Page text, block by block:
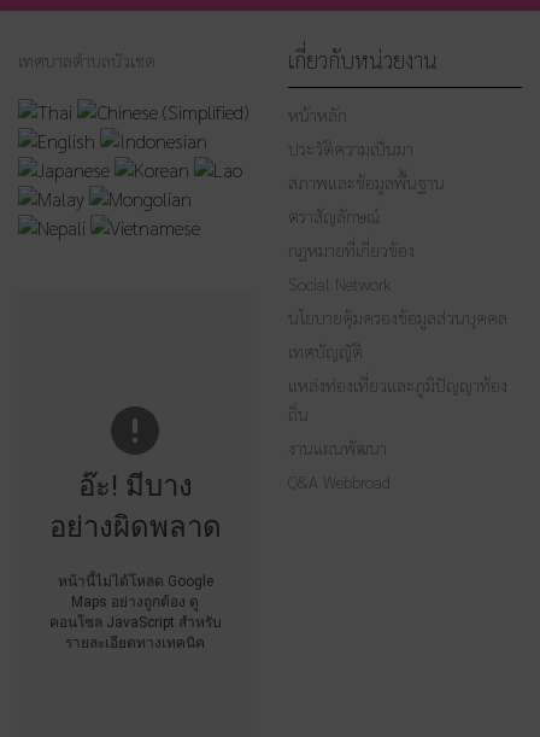
เทศบาลตำบลบัวเชด
อ๊ะ! มีบาง
อย่างผิดพลาด
หน้านี้ไม่ได้โหลด Google
Maps อย่างถูกต้อง ดู
คอนโซล JavaScript สำหรับ
รายละเอียดทางเทคนิค
เกี่ยวกับหน่วยงาน
หน้าหลัก
ประวัติความเป็นมา
สภาพและข้อมูลพื้นฐาน
ตราสัญลักษณ์
กฎหมายที่เกี่ยวข้อง
Social Network
นโยบายคุ้มครองข้อมูลส่วนบุคคล
เทศบัญญัติ
แหล่งท่องเที่ยวและภูมิปัญญาท้อง
ถิ่น
งานแผนพัฒนา
Q&A Webbroad